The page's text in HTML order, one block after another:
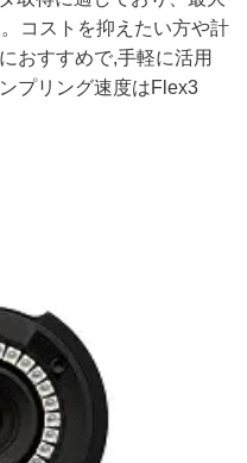
コストを抑えたい方や計
おすすめで,手軽に活用
プリング速度はFlex3